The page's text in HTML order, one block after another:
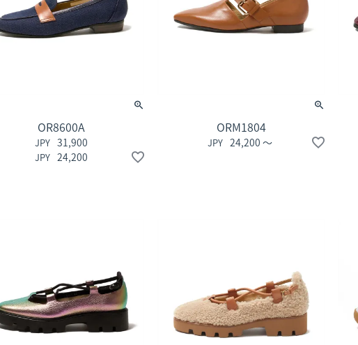
OR8600A
31,900
24,200
ORM1804
24,200 〜